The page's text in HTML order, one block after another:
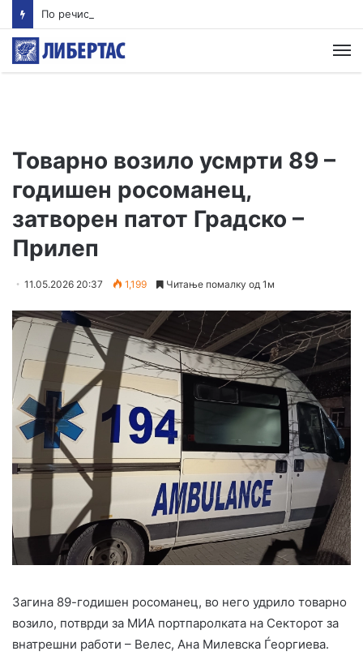
Товарно возило усмрти 89 –
годишен росоманец,
затворен патот Градско –
Прилеп
11.05.2026 20:37 1,199 Читање помалку од 1м
Загина 89-годишен росоманец, во него удрило товарно
возило, потврди за МИА портпаролката на Секторот за
внатрешни работи – Велес, Ана Милевска Ѓеоргиева.